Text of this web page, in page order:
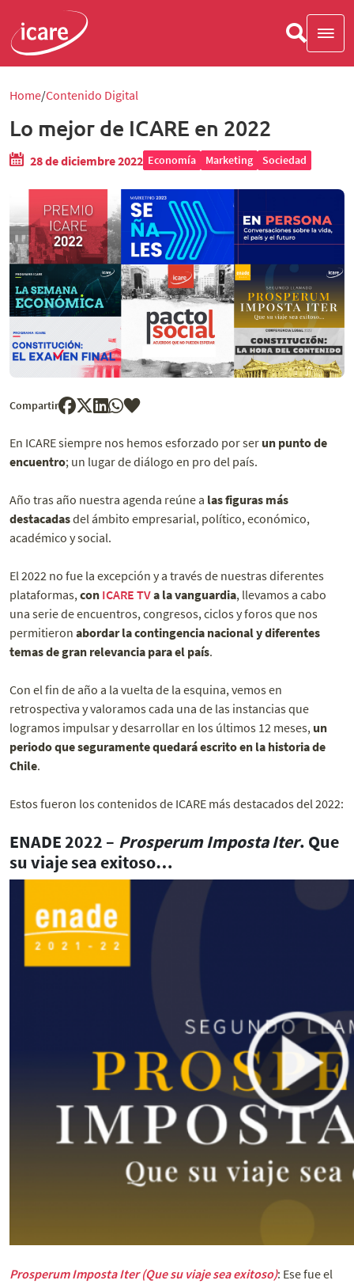
Home Contenido Digital
Lo mejor de ICARE en 2022
28 de diciembre 2022 Economía Marketing Sociedad
Compartir
En ICARE siempre nos hemos esforzado por ser un punto de
encuentro; un lugar de diálogo en pro del país.
Año tras año nuestra agenda reúne a las figuras más
destacadasdel ámbito empresarial, político, económico,
académico y social.
El 2022 no fue la excepción y a través de nuestras diferentes
plataformas,con ICARE TVa la vanguardia, llevamos a cabo
una serie de encuentros, congresos, ciclos y foros que nos
permitieron abordar la contingencia nacional y diferentes
temas de gran relevancia para el país.
Con el fin de año a la vuelta de la esquina, vemos en
retrospectiva y valoramos cada una de las instancias que
logramos impulsar y desarrollar en los últimos 12 meses, un
periodo que seguramente quedará escrito en la historia de
Chile.
Estos fueron los contenidos de ICARE más destacados del 2022:
ENADE 2022 – Prosperum Imposta Iter. Que
su viaje sea exitoso…
Prosperum Imposta Iter (Que su viaje sea exitoso): Ese fue el